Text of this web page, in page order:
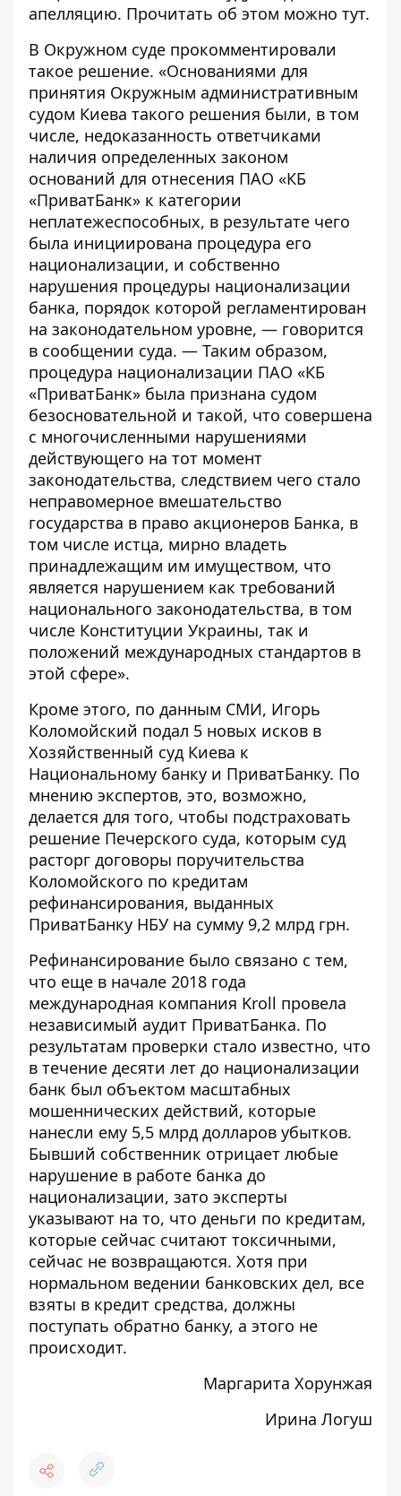
апелляцию. Прочитать об этом можно тут.
В Окружном суде прокомментировали
такое решение. «Основаниями для
принятия Окружным административным
судом Киева такого решения были, в том
числе, недоказанность ответчиками
наличия определенных законом
оснований для отнесения ПАО «КБ
«ПриватБанк» к категории
неплатежеспособных, в результате чего
была инициирована процедура его
национализации, и собственно
нарушения процедуры национализации
банка, порядок которой регламентирован
на законодательном уровне, — говорится
в сообщении суда. — Таким образом,
процедура национализации ПАО «КБ
«ПриватБанк» была признана судом
безосновательной и такой, что совершена
с многочисленными нарушениями
действующего на тот момент
законодательства, следствием чего стало
неправомерное вмешательство
государства в право акционеров Банка, в
том числе истца, мирно владеть
принадлежащим им имуществом, что
является нарушением как требований
национального законодательства, в том
числе Конституции Украины, так и
положений международных стандартов в
этой сфере».
Кроме этого, по данным СМИ, Игорь
Коломойский подал 5 новых исков в
Хозяйственный суд Киева к
Национальному банку и ПриватБанку. По
мнению экспертов, это, возможно,
делается для того, чтобы подстраховать
решение Печерского суда, которым суд
расторг договоры поручительства
Коломойского по кредитам
рефинансирования, выданных
ПриватБанку НБУ на сумму 9,2 млрд грн.
Рефинансирование было связано с тем,
что еще в начале 2018 года
международная компания Kroll провела
независимый аудит ПриватБанка. По
результатам проверки стало известно, что
в течение десяти лет до национализации
банк был объектом масштабных
мошеннических действий, которые
нанесли ему 5,5 млрд долларов убытков.
Бывший собственник отрицает любые
нарушение в работе банка до
национализации, зато эксперты
указывают на то, что деньги по кредитам,
которые сейчас считают токсичными,
сейчас не возвращаются. Хотя при
нормальном ведении банковских дел, все
взяты в кредит средства, должны
поступать обратно банку, а этого не
происходит.
Маргарита Хорунжая
Ирина Логуш